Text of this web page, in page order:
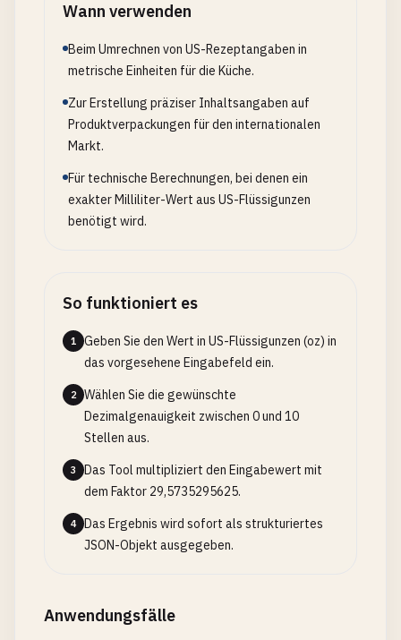
Wann verwenden
Beim Umrechnen von US-Rezeptangaben in
metrische Einheiten für die Küche.
Zur Erstellung präziser Inhaltsangaben auf
Produktverpackungen für den internationalen
Markt.
Für technische Berechnungen, bei denen ein
exakter Milliliter-Wert aus US-Flüssigunzen
benötigt wird.
So funktioniert es
1
Geben Sie den Wert in US-Flüssigunzen (oz) in
das vorgesehene Eingabefeld ein.
2
Wählen Sie die gewünschte
Dezimalgenauigkeit zwischen 0 und 10
Stellen aus.
3
Das Tool multipliziert den Eingabewert mit
dem Faktor 29,5735295625.
4
Das Ergebnis wird sofort als strukturiertes
JSON-Objekt ausgegeben.
Anwendungsfälle